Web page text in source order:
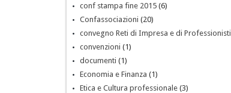
conf stampa fine 2015(6)
Confassociazioni (20)
convegno Reti di Impresa e di Professionisti
convenzioni (1)
documenti (1)
Economia e Finanza (1)
Etica e Cultura professionale(3)